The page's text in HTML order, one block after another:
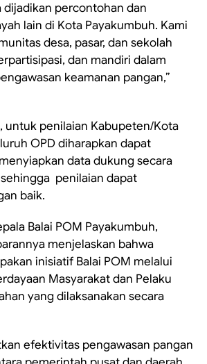
dijadikan percontohan dan
lain di Kota Payakumbuh. Kami
desa, pasar, dan sekolah
dan mandiri dalam
keamanan pangan,”
untuk penilaian Kabupeten/Kota
OPD diharapkan dapat
data dukung secara
sehingga penilaian dapat
baik.
Balai POM Payakumbuh,
menjelaskan bahwa
inisiatif Balai POM melalui
Masyarakat dan Pelaku
yang dilaksanakan secara
efektivitas pengawasan pangan